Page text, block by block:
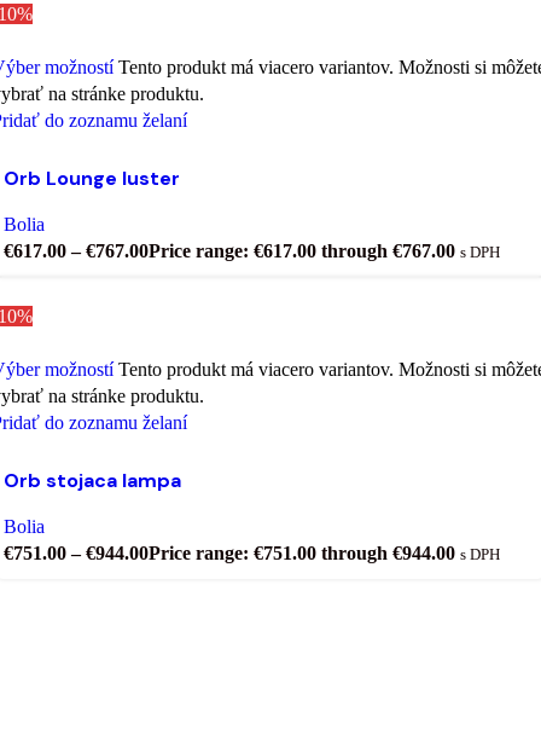
možností Tento produkt má viacero variantov. Možnosti si
na stránke produktu.
do zoznamu želaní
Orb Lounge luster
Bolia
€617.00 – €767.00Price range: €617.00 through €767.00 s DPH
možností Tento produkt má viacero variantov. Možnosti si
na stránke produktu.
do zoznamu želaní
Orb stojaca lampa
Bolia
€751.00 – €944.00Price range: €751.00 through €944.00 s DPH